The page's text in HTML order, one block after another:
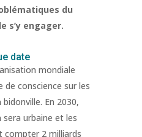
du
s’y engager.
date
mondiale
de conscience sur les
En 2030,
urbaine et les
compter 2 milliards